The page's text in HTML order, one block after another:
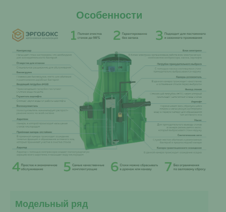
Особенности
Модельный ряд